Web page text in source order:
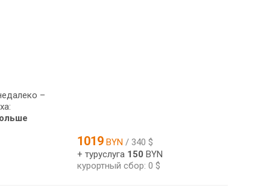
–
1019 BYN / 340 $
+ туруслуга 150 BYN
курортный сбор: 0 $